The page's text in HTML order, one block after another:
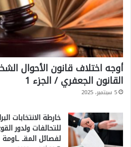
أوجه اختلاف قانون الأحوال
القانون الجعفري / الجزء 1
5 سبتمبر، 2025
للتحالفات ولدور
لفصائل المقـ ـاومة